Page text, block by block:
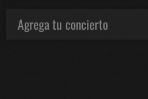
Agrega tu concierto